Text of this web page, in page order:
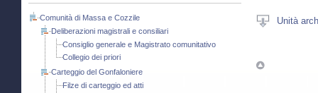
Comunità di Massa e Cozzile
Deliberazioni magistrali e consiliari
Consiglio generale e Magistrato comunitativo
Collegio dei priori
Carteggio del Gonfaloniere
Filze di carteggio ed atti
Unità